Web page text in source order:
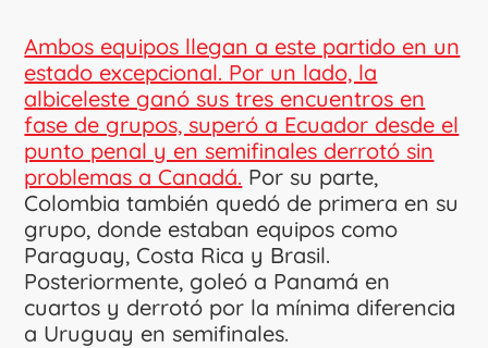
Ambos equipos llegan a este partido en un
estado excepcional. Por un lado, la
albiceleste ganó sus tres encuentros en
fase de grupos, superó a Ecuador desde el
punto penal y en semifinales derrotó sin
problemas a Canadá. Por su parte,
Colombia también quedó de primera en su
grupo, donde estaban equipos como
Paraguay, Costa Rica y Brasil.
Posteriormente, goleó a Panamá en
cuartos y derrotó por la mínima diferencia
a Uruguay en semifinales.